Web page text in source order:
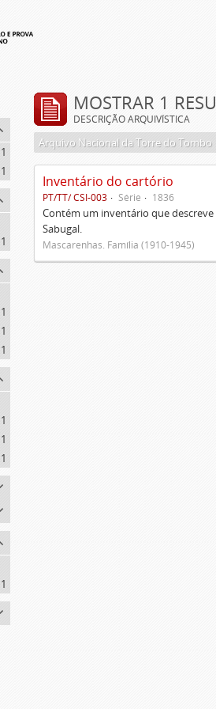
1
1
1
1
1
1
1
1
1
1
MOSTRAR 1
DESCRIÇÃO ARQUIVÍSTICA
Arquivo Nacional da Torre do Tombo
Inventário do cartório
PT/TT/ CSI-003 Série 1836
Contém um inventário que
Sabugal.
Mascarenhas. Família (1910-1945)